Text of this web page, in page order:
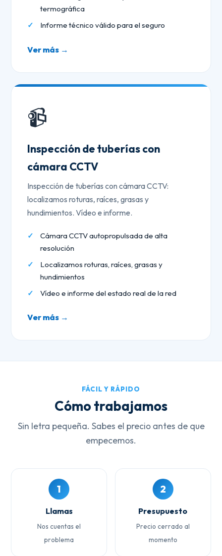
termográfica
Informe técnico válido para el seguro
Ver más →
📹
Inspección de tuberías con
cámara CCTV
Inspección de tuberías con cámara CCTV:
localizamos roturas, raíces, grasas y
hundimientos. Vídeo e informe.
Cámara CCTV autopropulsada de alta
resolución
Localizamos roturas, raíces, grasas y
hundimientos
Vídeo e informe del estado real de la red
Ver más →
FÁCIL Y RÁPIDO
Cómo trabajamos
Sin letra pequeña. Sabes el precio antes de que
empecemos.
1
Llamas
Nos cuentas el
problema
2
Presupuesto
Precio cerrado al
momento